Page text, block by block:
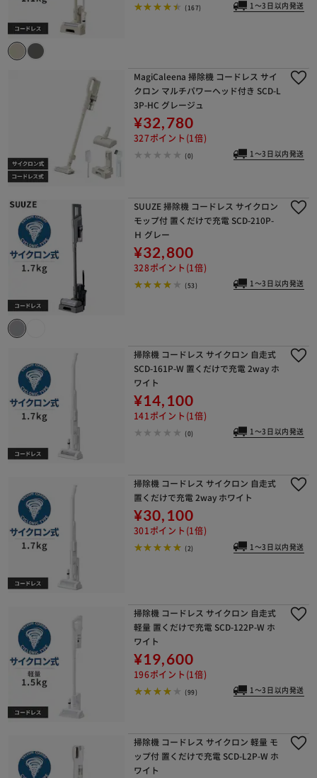
(167) 1～3日以内発送
MagiCaleena 掃除機 コードレス サイ
クロン マルチパワーヘッド付き SCD-L
3P-HC グレージュ
¥32,780
327ポイント(1倍)
(0) 1～3日以内発送
SUUZE 掃除機 コードレス サイクロン
モップ付 置くだけで充電 SCD-210P-
Ｈ グレー
¥32,800
328ポイント(1倍)
(53) 1～3日以内発送
掃除機 コードレス サイクロン 自走式
SCD-161P-W 置くだけで充電 2way ホ
ワイト
¥14,100
141ポイント(1倍)
(0) 1～3日以内発送
掃除機 コードレス サイクロン 自走式
置くだけで充電 2way ホワイト
¥30,100
301ポイント(1倍)
(2) 1～3日以内発送
掃除機 コードレス サイクロン 自走式
軽量 置くだけで充電 SCD-122P-W ホ
ワイト
¥19,600
196ポイント(1倍)
(99) 1～3日以内発送
掃除機 コードレス サイクロン 軽量 モ
ップ付 置くだけで充電 SCD-L2P-W ホ
ワイト